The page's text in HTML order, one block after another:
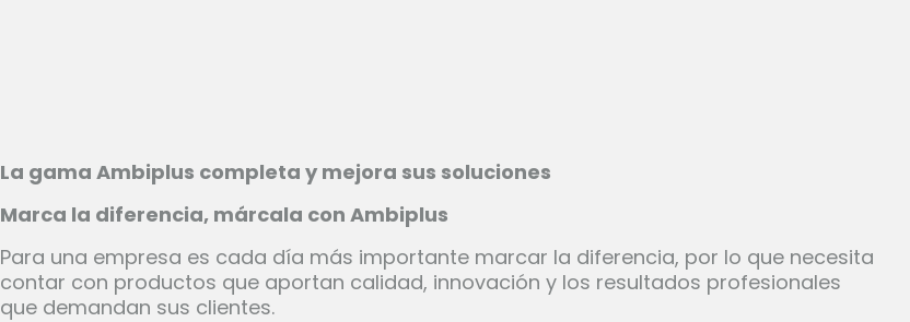
La gama Ambiplus completa y mejora sus soluciones
Marca la diferencia, márcala con Ambiplus
Para una empresa es cada día más importante marcar la diferencia, por lo que necesita
contar con productos que aportan calidad, innovación y los resultados profesionales
que demandan sus clientes.